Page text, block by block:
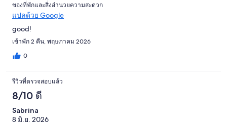
ของที่พักและสิ่งอำนวยความสะดวก
แปลด้วย Google
good!
เข้าพัก 2 คืน, พฤษภาคม 2026
0
รีวิวที่ตรวจสอบแล้ว
8/10 ดี
Sabrina
8 มิ.ย. 2026